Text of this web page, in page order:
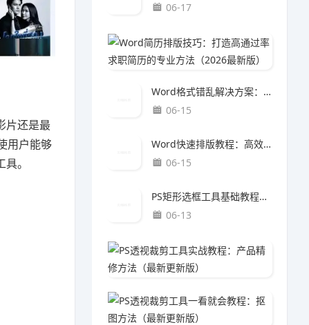
片还是最
用户能够
。
06-17
Word格式错乱解决方案：一键恢复规范排版的完整修复指南
06-15
Word快速排版教程：高效整理文档结构的完整方法
06-15
PS矩形选框工具基础教程：产品精修方法（最新更新版）
06-13